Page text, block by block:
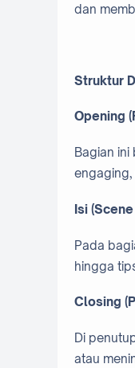
dan
Struktur
Opening
Bagian
Isi
Pada
hingga
Closing
Di
atau